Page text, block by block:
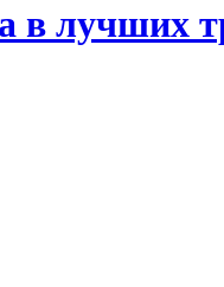
лучших